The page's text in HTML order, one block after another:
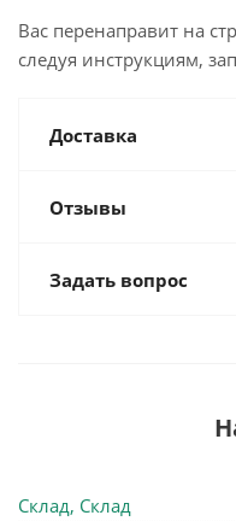
Вас перенаправит на
следуя инструкциям,
Доставка
Отзывы
Задать вопрос
Склад, Склад